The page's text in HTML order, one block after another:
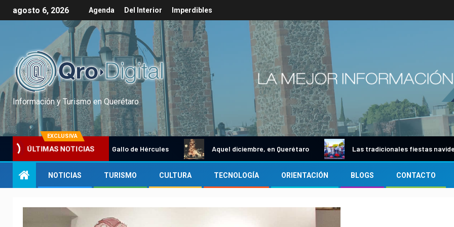
agosto 6, 2026 Agenda Del Interior Imperdibles
Información y Turismo en Querétaro
EXCLUSIVA
ÚLTIMAS NOTICIAS
Tradicional Gallo de Hércules Aquel diciembre, en Querétaro Las tradicionales fiestas navideñas
NOTICIAS TURISMO CULTURA TECNOLOGÍA ORIENTACIÓN BLOGS CONTACTO